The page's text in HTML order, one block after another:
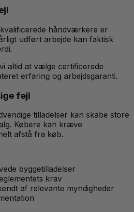
håndværkere er
udført arbejde kan faktisk
altid at vælge certificerede
erfaring og arbejdsgaranti.
fejl
tilladelser kan skabe store
Købere kan kræve
afstå fra køb.
byggetilladelser
krav
af relevante myndigheder